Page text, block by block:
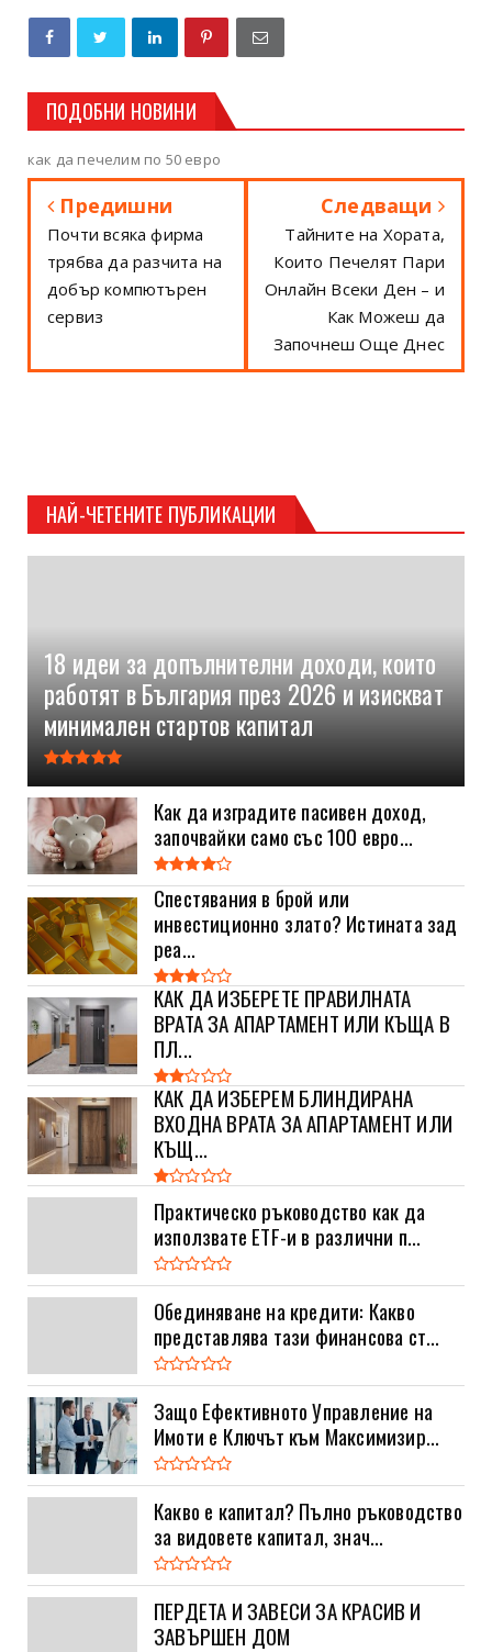
ПОДОБНИ НОВИНИ
как да печелим по 50 евро
Предишни
Почти всяка фирма
трябва да разчита на
добър компютърен
сервиз
Следващи
Тайните на Хората,
Които Печелят Пари
Онлайн Всеки Ден – и
Как Можеш да
Започнеш Още Днес
НАЙ-ЧЕТЕНИТЕ ПУБЛИКАЦИИ
18 идеи за допълнителни доходи, които
работят в България през 2026 и изискват
минимален стартов капитал
Как да изградите пасивен доход,
започвайки само със 100 евро...
Спестявания в брой или
инвестиционно злато? Истината зад
реа...
КАК ДА ИЗБЕРЕТЕ ПРАВИЛНАТА
ВРАТА ЗА АПАРТАМЕНТ ИЛИ КЪЩА В
ПЛ...
КАК ДА ИЗБЕРЕМ БЛИНДИРАНА
ВХОДНА ВРАТА ЗА АПАРТАМЕНТ ИЛИ
КЪЩ...
Практическо ръководство как да
използвате ETF-и в различни п...
Обединяване на кредити: Какво
представлява тази финансова ст...
Защо Ефективното Управление на
Имоти е Ключът към Максимизир...
Какво е капитал? Пълно ръководство
за видовете капитал, знач...
ПЕРДЕТА И ЗАВЕСИ ЗА КРАСИВ И
ЗАВЪРШЕН ДОМ